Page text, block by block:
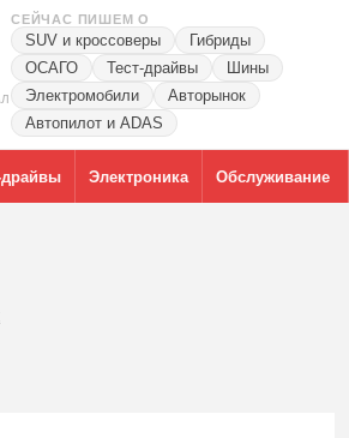
СЕЙЧАС ПИШЕМ О
SUV и кроссоверы
Гибриды
ОСАГО
Тест-драйвы
Шины
Электромобили
Авторынок
Автопилот и ADAS
драйвы Электроника Обслуживание